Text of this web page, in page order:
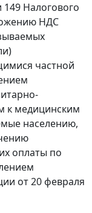
149 Налогового
НДС
частной
к медицинским
населению,
оплаты по
от 20 февраля